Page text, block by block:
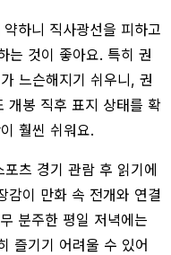
하니 직사광선을 피하고
는 것이 좋아요. 특히 권
느슨해지기 쉬우니, 권
개봉 직후 표지 상태를 확
훨씬 쉬워요.
츠 경기 관람 후 읽기에
감이 만화 속 전개와 연결
분주한 평일 저녁에는
즐기기 어려울 수 있어